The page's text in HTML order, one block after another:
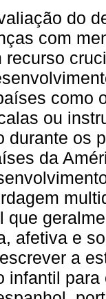
do
com
recurso
como
ou
durante os
da
que
afetiva e
a
infantil